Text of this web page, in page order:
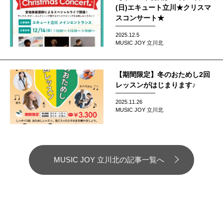
(日)エキュート立川★クリスマ
スコンサート★
2025.12.5
MUSIC JOY 立川北
【期間限定】冬のおためし2回
レッスンがはじまります♪
2025.11.26
MUSIC JOY 立川北
MUSIC JOY 立川北の記事一覧へ